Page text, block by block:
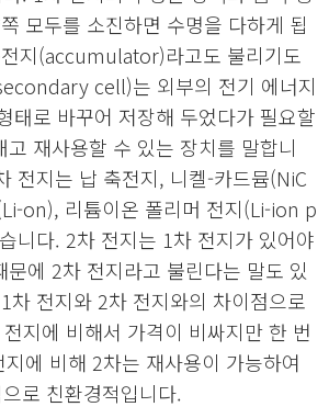
모두를 소진하면 수명을 다하게 됩
지(accumulator)라고도 불리기도
cell)는 외부의 전기 에너지
태로 바꾸어 저장해 두었다가 필요할
고 재사용할 수 있는 장치를 말합니
전지는 납 축전지, 니켈-카드뮴(NiC
on), 리튬이온 폴리머 전지(Li-ion p
니다. 2차 전지는 1차 전지가 있어야
문에 2차 전지라고 불린다는 말도 있
차 전지와 2차 전지와의 차이점으로
지에 비해서 가격이 비싸지만 한 번
에 비해 2차는 재사용이 가능하여
로 친환경적입니다.